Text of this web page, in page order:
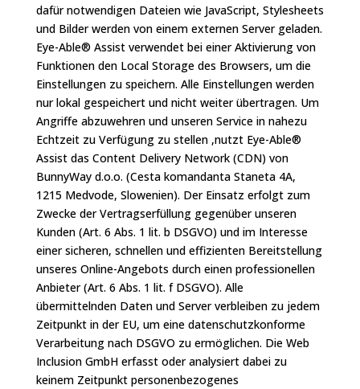
dafür notwendigen Dateien wie JavaScript, Stylesheets
und Bilder werden von einem externen Server geladen.
Eye-Able® Assist verwendet bei einer Aktivierung von
Funktionen den Local Storage des Browsers, um die
Einstellungen zu speichern. Alle Einstellungen werden
nur lokal gespeichert und nicht weiter übertragen. Um
Angriffe abzuwehren und unseren Service in nahezu
Echtzeit zu Verfügung zu stellen ,nutzt Eye-Able®
Assist das Content Delivery Network (CDN) von
BunnyWay d.o.o. (Cesta komandanta Staneta 4A,
1215 Medvode, Slowenien). Der Einsatz erfolgt zum
Zwecke der Vertragserfüllung gegenüber unseren
Kunden (Art. 6 Abs. 1 lit. b DSGVO) und im Interesse
einer sicheren, schnellen und effizienten Bereitstellung
unseres Online-Angebots durch einen professionellen
Anbieter (Art. 6 Abs. 1 lit. f DSGVO). Alle
übermittelnden Daten und Server verbleiben zu jedem
Zeitpunkt in der EU, um eine datenschutzkonforme
Verarbeitung nach DSGVO zu ermöglichen. Die Web
Inclusion GmbH erfasst oder analysiert dabei zu
keinem Zeitpunkt personenbezogenes